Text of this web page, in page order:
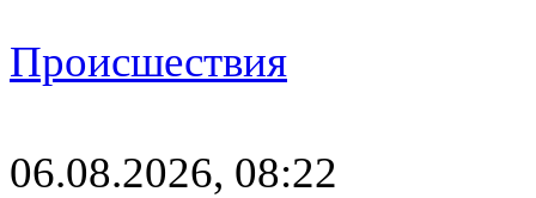
Происшествия
06.08.2026, 08:22